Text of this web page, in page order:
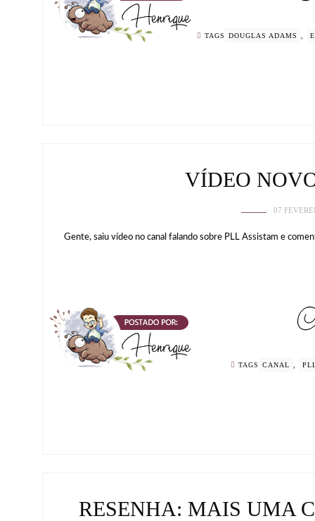
TAGS DOUGLAS ADAMS ,
VÍDEO
07
Gente, saiu vídeo no canal falando sobre PLL Assistam e
TAGS CANAL
RESENHA: MAIS UMA